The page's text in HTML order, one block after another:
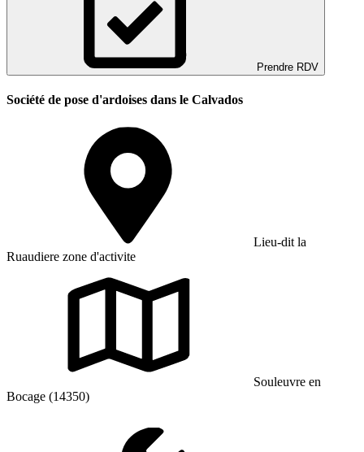
Prendre RDV
Société de pose d'ardoises dans le Calvados
Lieu-dit la
Ruaudiere zone d'activite
Souleuvre en
Bocage (14350)